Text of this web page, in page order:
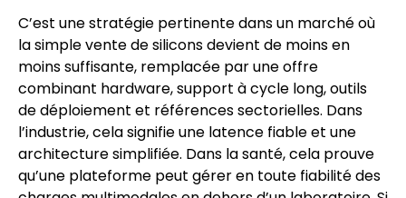
C’est une stratégie pertinente dans un marché où
la simple vente de silicons devient de moins en
moins suffisante, remplacée par une offre
combinant hardware, support à cycle long, outils
de déploiement et références sectorielles. Dans
l’industrie, cela signifie une latence fiable et une
architecture simplifiée. Dans la santé, cela prouve
qu’une plateforme peut gérer en toute fiabilité des